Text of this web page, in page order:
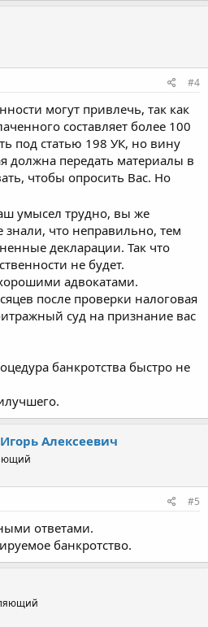
#4
могут привлечь, так как
составляет более 100
под статью 198 УК, но вину
должна передать материалы в
чтобы опросить Вас. Но
умысел трудно, вы же
знали, что неправильно, тем
декларации. Так что
не будет.
адвокатами.
после проверки налоговая
суд на признание вас
банкротства быстро не
Алексеевич
#5
ответами.
банкротство.